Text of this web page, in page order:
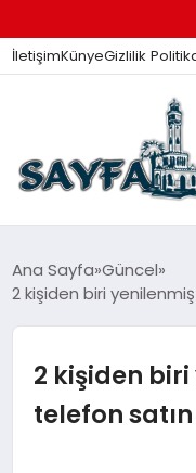
İletişimKünyeGizlilik
ANA SAYFA
İZMIR HABERLERI
Ana Sayfa Güncel
2 kişiden biri
2 kişiden biri
telefon